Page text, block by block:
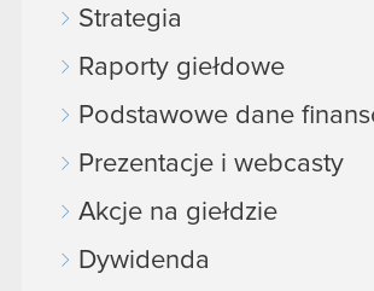
Strategia
Raporty giełdowe
Podstawowe dane
Prezentacje i webcasty
Akcje na giełdzie
Dywidenda